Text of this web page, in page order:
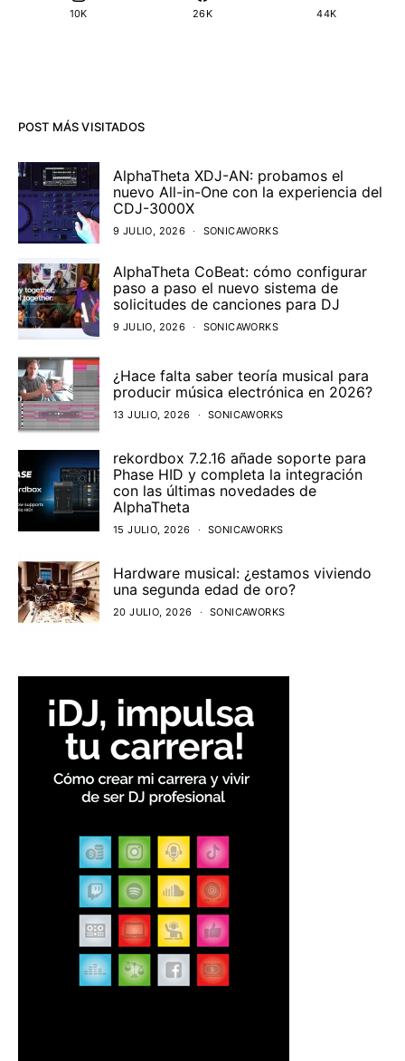
10K 26K 44K
POST MÁS VISITADOS
AlphaTheta XDJ-AN: probamos el
nuevo All-in-One con la experiencia del
CDJ-3000X
9 JULIO, 2026 SONICAWORKS
AlphaTheta CoBeat: cómo configurar
paso a paso el nuevo sistema de
solicitudes de canciones para DJ
9 JULIO, 2026 SONICAWORKS
¿Hace falta saber teoría musical para
producir música electrónica en 2026?
13 JULIO, 2026 SONICAWORKS
rekordbox 7.2.16 añade soporte para
Phase HID y completa la integración
con las últimas novedades de
AlphaTheta
15 JULIO, 2026 SONICAWORKS
Hardware musical: ¿estamos viviendo
una segunda edad de oro?
20 JULIO, 2026 SONICAWORKS